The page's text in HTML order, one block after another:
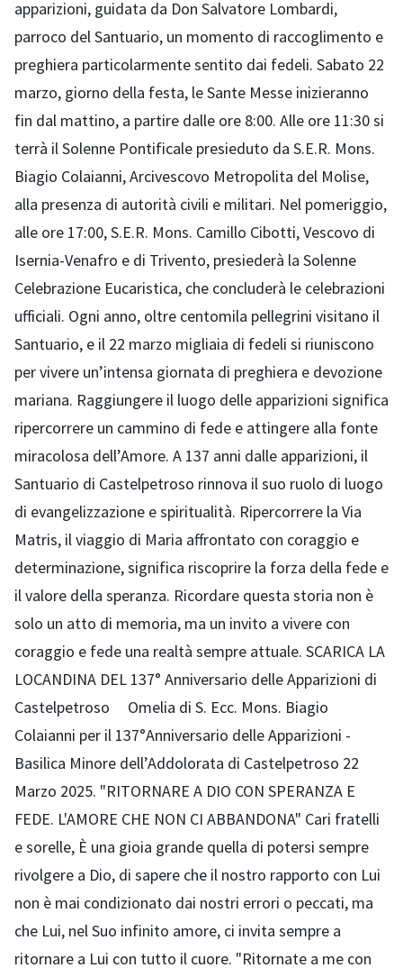
apparizioni, guidata da Don Salvatore Lombardi,
parroco del Santuario, un momento di raccoglimento e
preghiera particolarmente sentito dai fedeli. Sabato 22
marzo, giorno della festa, le Sante Messe inizieranno
fin dal mattino, a partire dalle ore 8:00. Alle ore 11:30 si
terrà il Solenne Pontificale presieduto da S.E.R. Mons.
Biagio Colaianni, Arcivescovo Metropolita del Molise,
alla presenza di autorità civili e militari. Nel pomeriggio,
alle ore 17:00, S.E.R. Mons. Camillo Cibotti, Vescovo di
Isernia-Venafro e di Trivento, presiederà la Solenne
Celebrazione Eucaristica, che concluderà le celebrazioni
ufficiali. Ogni anno, oltre centomila pellegrini visitano il
Santuario, e il 22 marzo migliaia di fedeli si riuniscono
per vivere un’intensa giornata di preghiera e devozione
mariana. Raggiungere il luogo delle apparizioni significa
ripercorrere un cammino di fede e attingere alla fonte
miracolosa dell’Amore. A 137 anni dalle apparizioni, il
Santuario di Castelpetroso rinnova il suo ruolo di luogo
di evangelizzazione e spiritualità. Ripercorrere la Via
Matris, il viaggio di Maria affrontato con coraggio e
determinazione, significa riscoprire la forza della fede e
il valore della speranza. Ricordare questa storia non è
solo un atto di memoria, ma un invito a vivere con
coraggio e fede una realtà sempre attuale. SCARICA LA
LOCANDINA DEL 137° Anniversario delle Apparizioni di
Castelpetroso Omelia di S. Ecc. Mons. Biagio
Colaianni per il 137°Anniversario delle Apparizioni -
Basilica Minore dell’Addolorata di Castelpetroso 22
Marzo 2025. "RITORNARE A DIO CON SPERANZA E
FEDE. L'AMORE CHE NON CI ABBANDONA" Cari fratelli
e sorelle, È una gioia grande quella di potersi sempre
rivolgere a Dio, di sapere che il nostro rapporto con Lui
non è mai condizionato dai nostri errori o peccati, ma
che Lui, nel Suo infinito amore, ci invita sempre a
ritornare a Lui con tutto il cuore. "Ritornate a me con